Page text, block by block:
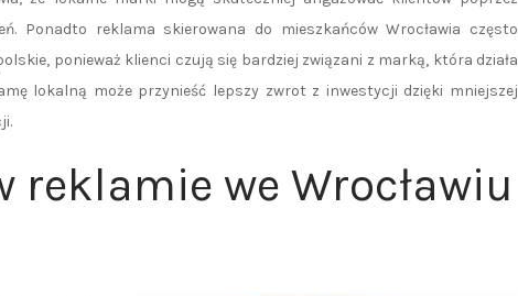
Ponadto reklama skierowana do mieszkańców Wrocławia często
ponieważ klienci czują się bardziej związani z marką, która działa
lokalną może przynieść lepszy zwrot z inwestycji dzięki mniejszej
reklamie we Wrocławiu